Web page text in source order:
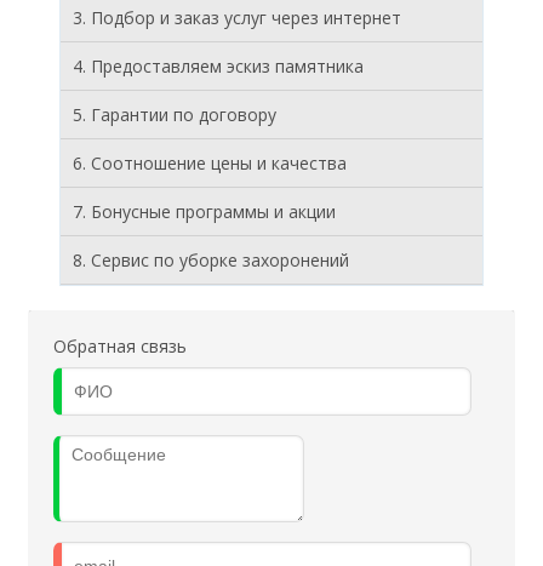
3. Подбор и заказ услуг через интернет
4. Предоставляем эскиз памятника
5. Гарантии по договору
6. Соотношение цены и качества
7. Бонусные программы и акции
8. Cервис по уборке захоронений
Обратная связь